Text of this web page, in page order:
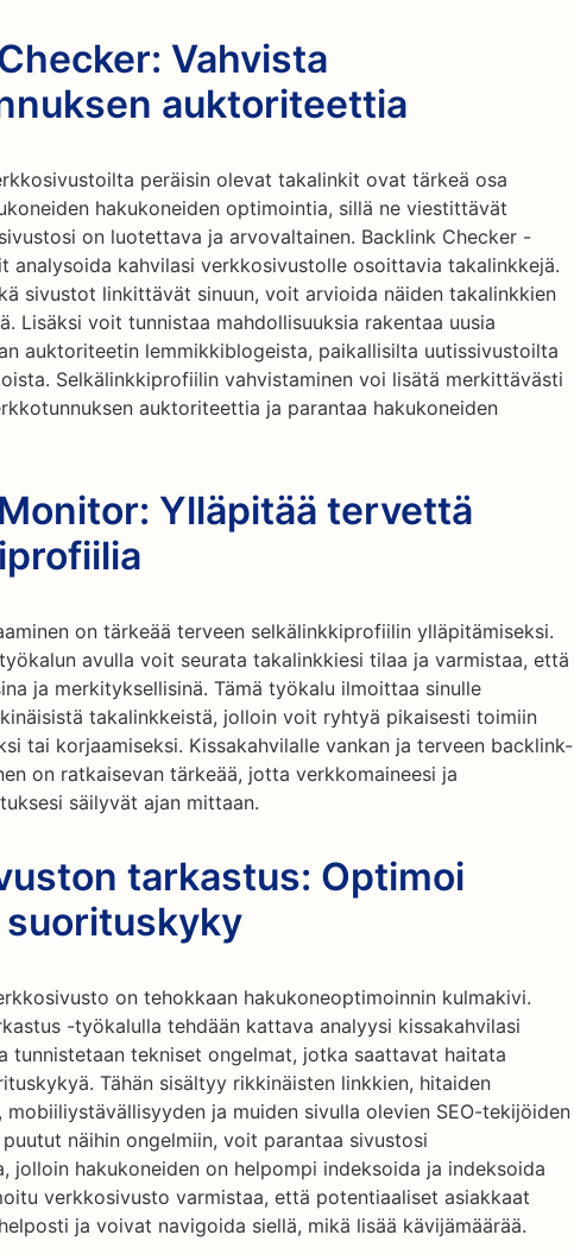
Vahvista
auktoriteettia
peräisin olevat takalinkit ovat tärkeä osa
hakukoneiden optimointia, sillä ne viestittävät
on luotettava ja arvovaltainen. Backlink Checker -
analysoida kahvilasi verkkosivustolle osoittavia takalinkkejä.
sivustot linkittävät sinuun, voit arvioida näiden takalinkkien
Lisäksi voit tunnistaa mahdollisuuksia rakentaa uusia
auktoriteetin lemmikkiblogeista, paikallisilta uutissivustoilta
Selkälinkkiprofiilin vahvistaminen voi lisätä merkittävästi
auktoriteettia ja parantaa hakukoneiden
Ylläpitää tervettä
on tärkeää terveen selkälinkkiprofiilin ylläpitämiseksi.
avulla voit seurata takalinkkiesi tilaa ja varmistaa, että
ja merkityksellisinä. Tämä työkalu ilmoittaa sinulle
takalinkkeistä, jolloin voit ryhtyä pikaisesti toimiin
tai korjaamiseksi. Kissakahvilalle vankan ja terveen backlink-
on ratkaisevan tärkeää, jotta verkkomaineesi ja
säilyvät ajan mittaan.
tarkastus: Optimoi
on tehokkaan hakukoneoptimoinnin kulmakivi.
-työkalulla tehdään kattava analyysi kissakahvilasi
tunnistetaan tekniset ongelmat, jotka saattavat haitata
Tähän sisältyy rikkinäisten linkkien, hitaiden
mobiiliystävällisyyden ja muiden sivulla olevien SEO-tekijöiden
näihin ongelmiin, voit parantaa sivustosi
jolloin hakukoneiden on helpompi indeksoida ja indeksoida
verkkosivusto varmistaa, että potentiaaliset asiakkaat
ja voivat navigoida siellä, mikä lisää kävijämäärää.